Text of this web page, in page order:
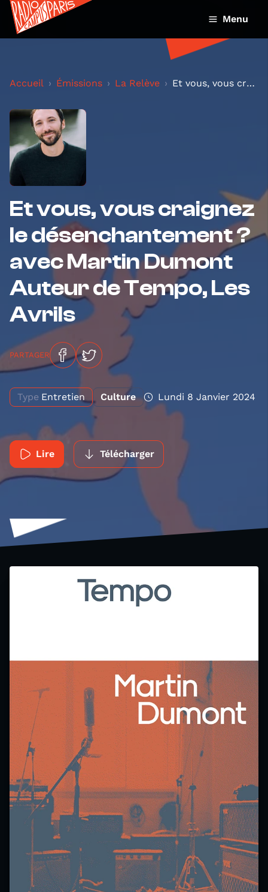
Menu
Accueil Émissions La Relève Et vous, vous craignez le désenchantement ? avec...
Et vous, vous craignez
le désenchantement ?
avec Martin Dumont
Auteur de Tempo, Les
Avrils
PARTAGER
Type Entretien Culture Lundi 8 Janvier 2024
Lire Télécharger